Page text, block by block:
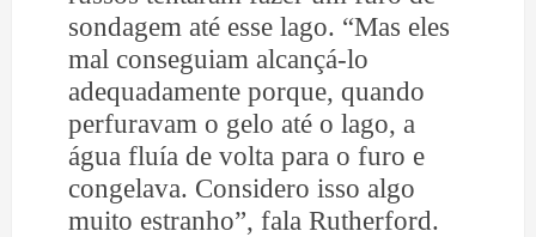
sondagem até esse lago. “Mas eles
mal conseguiam alcançá-lo
adequadamente porque, quando
perfuravam o gelo até o lago, a
água fluía de volta para o furo e
congelava. Considero isso algo
muito estranho”, fala Rutherford.